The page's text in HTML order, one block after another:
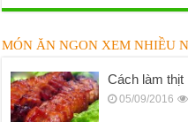
MÓN ĂN NGON XEM NHIỀU
Cách làm thịt
05/09/2016